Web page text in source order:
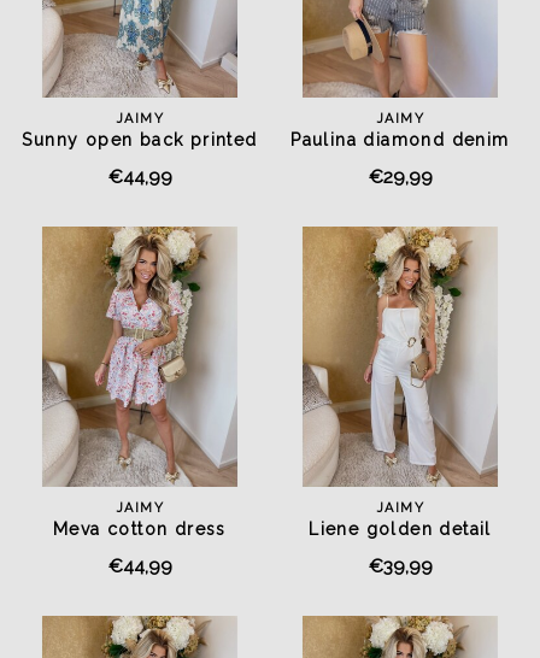
JAIMY
Sunny open back printed
€44,99
JAIMY
Paulina diamond denim
€29,99
JAIMY
Meva cotton dress
€44,99
JAIMY
Liene golden detail
€39,99